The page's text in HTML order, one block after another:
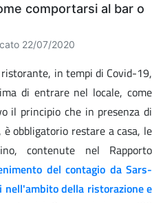
comportarsi al bar o
22/07/2020
in tempi di Covid-19,
di entrare nel locale, come
il principio che in presenza di
obbligatorio restare a casa, le
contenute nel Rapporto
del contagio da Sars-
della ristorazione e